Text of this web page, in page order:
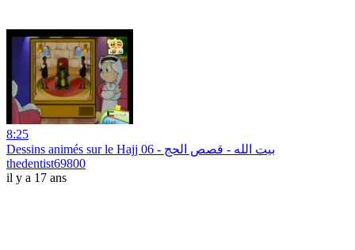
8:25
Dessins animés sur le Hajj 06 - بيت الله - قصص الحج
thedentist69800
il y a 17 ans